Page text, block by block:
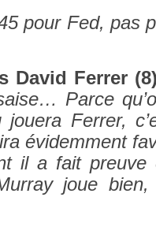
pour Fed, pas
David Ferr­er
Parce
Ferr­er,
évidem­ment
il a fait pre­uve
joue